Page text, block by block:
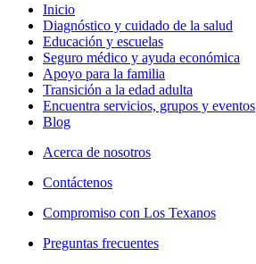
Inicio
Diagnóstico y cuidado de la salud
Educación y escuelas
Seguro médico y ayuda económica
Apoyo para la familia
Transición a la edad adulta
Encuentra servicios, grupos y eventos
Blog
Acerca de nosotros
Contáctenos
Compromiso con Los Texanos
Preguntas frecuentes